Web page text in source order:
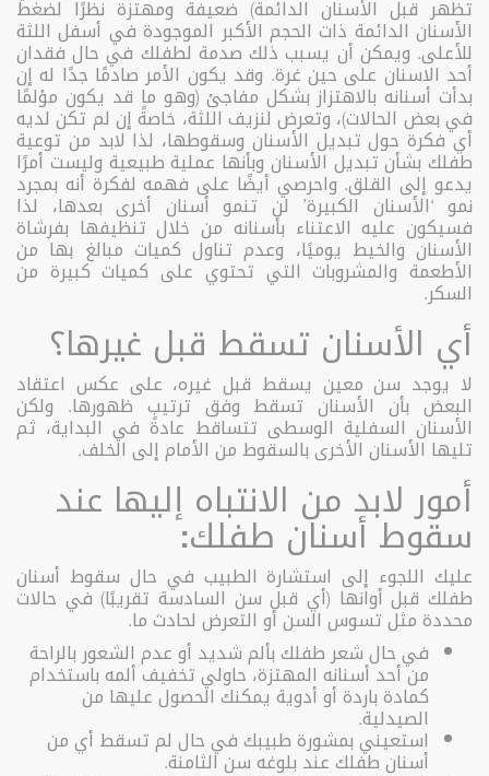
تظهر قبل الأسنان الدائمة) ضعيفة ومهتزة نظرًا لضغط
الأسنان الدائمة ذات الحجم الأكبر الموجودة في أسفل اللثة
للأعلى. ويمكن أن يسبب ذلك صدمة لطفلك في حال فقدان
أحد الاسنان على حين غرة. وقد يكون الأمر صادمًا جدًا له إن
بدأت أسنانه بالاهتزاز بشكل مفاجئ (وهو ما قد يكون مؤلمًا
في بعض الحالات)، وتعرض لنزيف اللثة، خاصةً إن لم تكن لديه
أي فكرة حول تبديل الأسنان وسقوطها، لذا لابد من توعية
طفلك بشأن تبديل الأسنان وبأنها عملية طبيعية وليست أمرًا
يدعو إلى القلق. واحرصي أيضًا على فهمه لفكرة أنه بمجرد
نمو ‘الأسنان الكبيرة’ لن تنمو أسنان أخرى بعدها، لذا
فسيكون عليه الاعتناء بأسنانه من خلال تنظيفها بفرشاة
الأسنان والخيط يوميًا، وعدم تناول كميات مبالغ بها من
الأطعمة والمشروبات التي تحتوي على كميات كبيرة من
السكر.
أي الأسنان تسقط قبل غيرها؟
لا يوجد سن معين يسقط قبل غيره، على عكس اعتقاد
البعض بأن الأسنان تسقط وفق ترتيب ظهورها. ولكن
الأسنان السفلية الوسطى تتساقط عادةً في البداية، ثم
تليها الأسنان الأخرى بالسقوط من الأمام إلى الخلف.
أمور لابد من الانتباه إليها عند
سقوط أسنان طفلك:
عليك اللجوء إلى استشارة الطبيب في حال سقوط أسنان
طفلك قبل أوانها (أي قبل سن السادسة تقريبًا) في حالات
محددة مثل تسوس السن أو التعرض لحادث ما.
في حال شعر طفلك بألم شديد أو عدم الشعور بالراحة
من أحد أسنانه المهتزة، حاولي تخفيف ألمه باستخدام
كمادة باردة أو أدوية يمكنك الحصول عليها من
الصيدلية.
استعيني بمشورة طبيبك في حال لم تسقط أي من
أسنان طفلك عند بلوغه سن الثامنة.